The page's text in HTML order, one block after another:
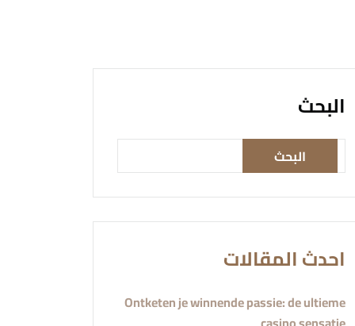
البحث
البحث
احدث المقالات
Ontketen je winnende passie: de ultieme